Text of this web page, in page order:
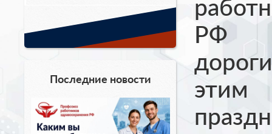
Последние новости
РФ